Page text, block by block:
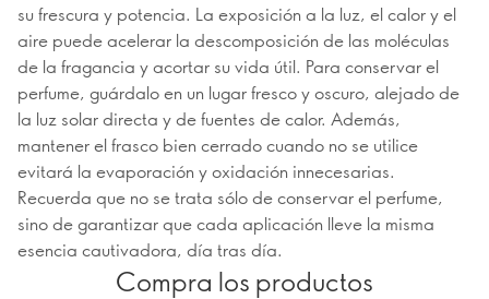
su frescura y potencia. La exposición a la luz, el calor y el
aire puede acelerar la descomposición de las moléculas
de la fragancia y acortar su vida útil. Para conservar el
perfume, guárdalo en un lugar fresco y oscuro, alejado de
la luz solar directa y de fuentes de calor. Además,
mantener el frasco bien cerrado cuando no se utilice
evitará la evaporación y oxidación innecesarias.
Recuerda que no se trata sólo de conservar el perfume,
sino de garantizar que cada aplicación lleve la misma
esencia cautivadora, día tras día.
Compra los productos